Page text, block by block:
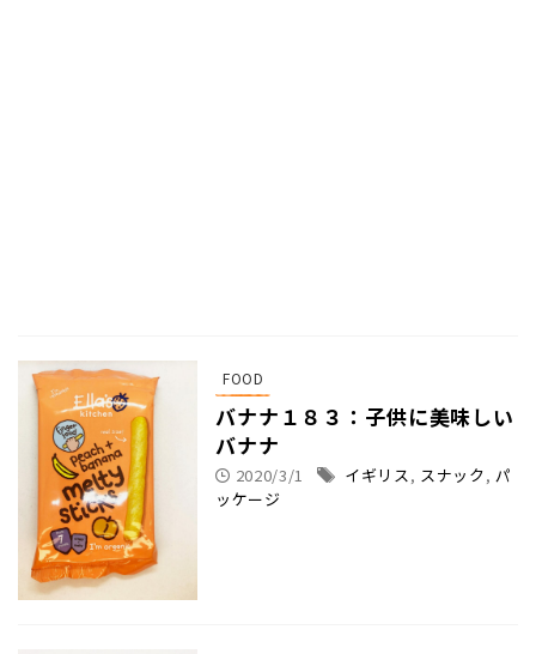
FOOD
バナナ１８３：子供に美味しい
バナナ
2020/3/1 イギリス, スナック, パ
ッケージ